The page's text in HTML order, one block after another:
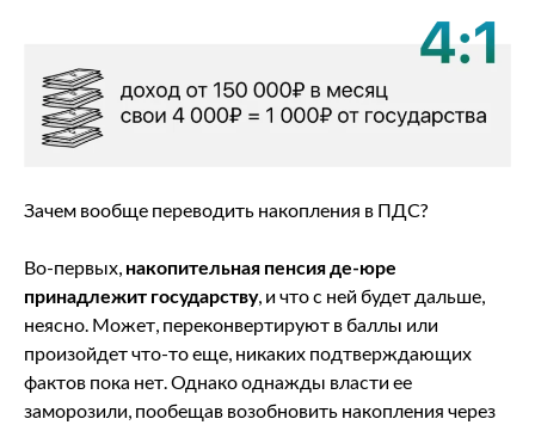
Зачем вообще переводить накопления в ПДС?
Во-первых, накопительная пенсия де-юре
принадлежит государству, и что с ней будет дальше,
неясно. Может, переконвертируют в баллы или
произойдет что-то еще, никаких подтверждающих
фактов пока нет. Однако однажды власти ее
заморозили, пообещав возобновить накопления через